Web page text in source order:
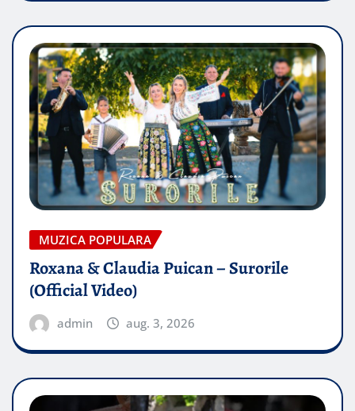
MUZICA POPULARA
Roxana & Claudia Puican – Surorile
(Official Video)
admin aug. 3, 2026